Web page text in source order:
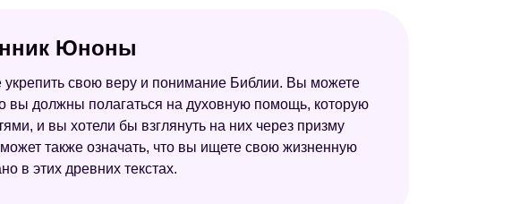
Электронный сонник
Сонник Хассе
Психоаналитический сонник
Юноны
укрепить свою веру и понимание Библии. Вы можете
вы должны полагаться на духовную помощь, которую
и вы хотели бы взглянуть на них через призму
также означать, что вы ищете свою жизненную
в этих древних текстах.